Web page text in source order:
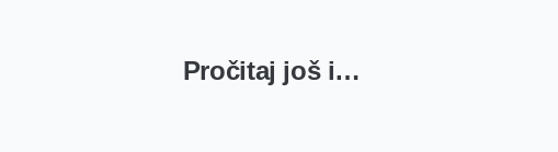
Pročitaj još i…